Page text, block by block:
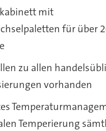
mit
für über
zu allen
vorhanden
Temperierung